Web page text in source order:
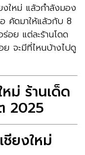
งใหม่ แล้วกำลังมอง
คัดมาให้แล้วกับ 8
ร่อย แต่ละร้านโดด
ย จะมีที่ไหนบ้างไปดู
หม่ ร้านเด็ด
2025
ยงใหม่